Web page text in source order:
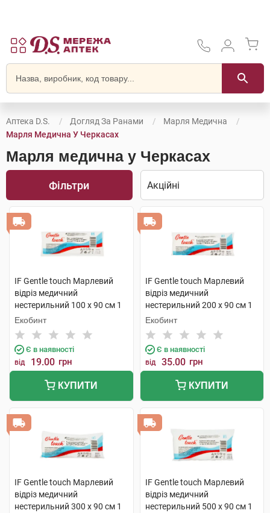
Аптека D.S. Догляд За Ранами
Марля Медична
Марля Медична У Черкасах
Марля медична у Черкасах
Фільтри
IF Gentle touch Марлевий
відріз медичний
нестерильний 100 х 90 см 1
шт
Екобинт
Є в наявності
від 19.00 грн
КУПИТИ
IF Gentle touch Марлевий
відріз медичний
нестерильний 200 х 90 см 1
шт
Екобинт
Є в наявності
від 35.00 грн
КУПИТИ
IF Gentle touch Марлевий
відріз медичний
нестерильний 300 х 90 см 1
IF Gentle touch Марлевий
відріз медичний
нестерильний 500 х 90 см 1